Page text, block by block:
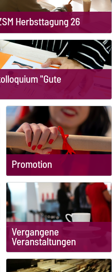
Herbsttagung 26
"Gute
Promotion
Vergangene
Veranstaltungen